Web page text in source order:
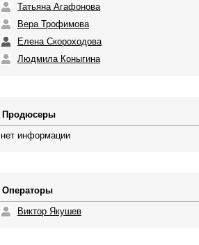
Татьяна Агафонова
Вера Трофимова
Елена Скороходова
Людмила Коныгина
Продюсеры
нет информации
Операторы
Виктор Якушев